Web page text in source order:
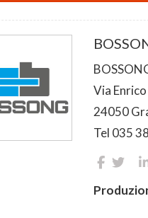
Via
24050
Tel 035